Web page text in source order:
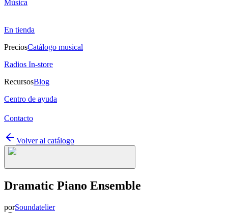
Música
En tienda
PreciosCatálogo musical
Radios In-store
RecursosBlog
Centro de ayuda
Contacto
Volver al catálogo
Dramatic Piano Ensemble
porSoundatelier